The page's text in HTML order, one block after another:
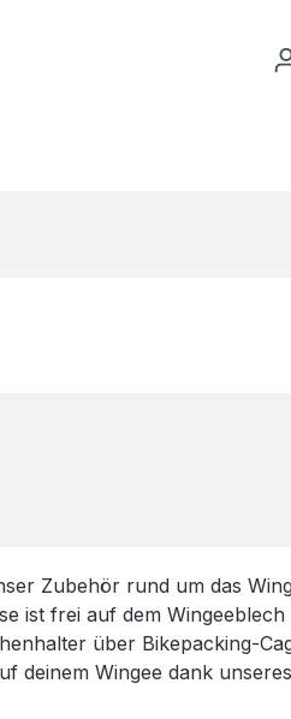
Zubehör rund um das
ist frei auf dem
über Bikepacking-
deinem Wingee dank